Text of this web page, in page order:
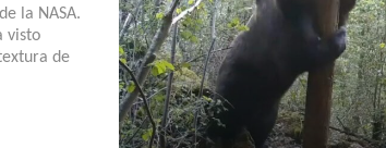
la NASA.
visto
de